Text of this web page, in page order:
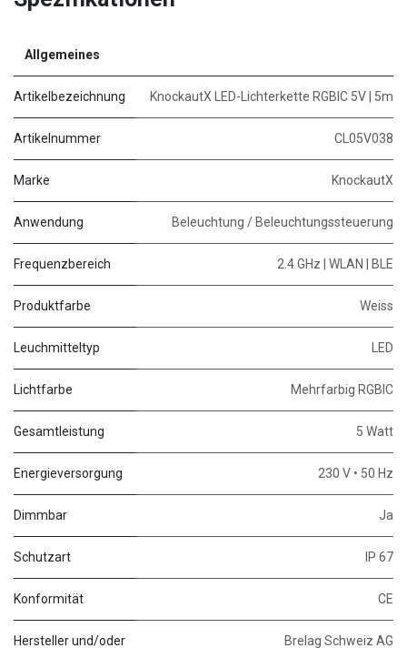
Allgemeines
Artikelbezeichnung KnockautX LED-Lichterkette RGBIC 5V | 5m
Artikelnummer CL05V038
Marke KnockautX
Anwendung Beleuchtung / Beleuchtungssteuerung
Frequenzbereich 2.4 GHz | WLAN | BLE
Produktfarbe Weiss
Leuchmitteltyp LED
Lichtfarbe Mehrfarbig RGBIC
Gesamtleistung 5 Watt
Energieversorgung 230 V • 50 Hz
Dimmbar Ja
Schutzart IP 67
Konformität CE
Hersteller und/oder Brelag Schweiz AG